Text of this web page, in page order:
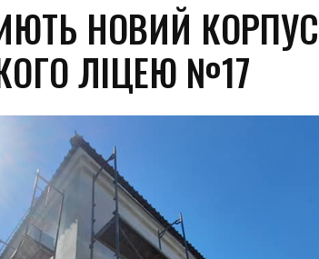
НОВИЙ КОРПУС
ЛІЦЕЮ №17